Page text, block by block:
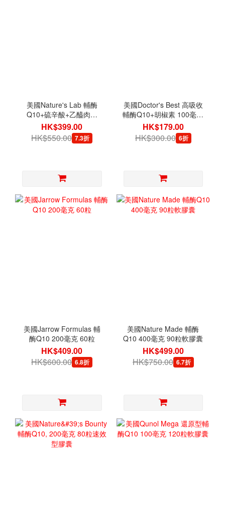
美國Nature's Lab 輔酶
Q10+硫辛酸+乙醯肉鹼
120粒素食膠囊
HK$399.00
HK$550.00 7.3折
美國Doctor's Best 高吸收
輔酶Q10+胡椒素 100毫克
60粒素食膠囊
HK$179.00
HK$300.00 6折
美國Jarrow Formulas 輔
酶Q10 200毫克 60粒
HK$409.00
HK$600.00 6.8折
美國Nature Made 輔酶
Q10 400毫克 90粒軟膠囊
HK$499.00
HK$750.00 6.7折